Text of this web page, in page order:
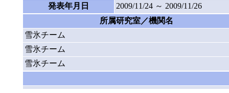
発表年月日
2009/11/24 ～ 2009/11/26
所属研究室／機関名
雪氷チーム
雪氷チーム
雪氷チーム